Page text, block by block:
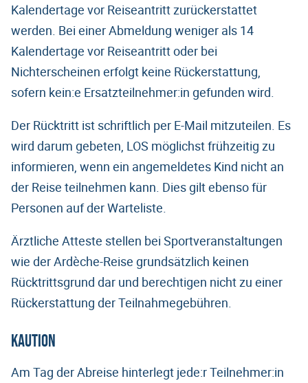
Kalendertage vor Reiseantritt zurückerstattet
werden. Bei einer Abmeldung weniger als 14
Kalendertage vor Reiseantritt oder bei
Nichterscheinen erfolgt keine Rückerstattung,
sofern kein:e Ersatzteilnehmer:in gefunden wird.
Der Rücktritt ist schriftlich per E-Mail mitzuteilen. Es
wird darum gebeten, LOS möglichst frühzeitig zu
informieren, wenn ein angemeldetes Kind nicht an
der Reise teilnehmen kann. Dies gilt ebenso für
Personen auf der Warteliste.
Ärztliche Atteste stellen bei Sportveranstaltungen
wie der Ardèche-Reise grundsätzlich keinen
Rücktrittsgrund dar und berechtigen nicht zu einer
Rückerstattung der Teilnahmegebühren.
Kaution
Am Tag der Abreise hinterlegt jede:r Teilnehmer:in